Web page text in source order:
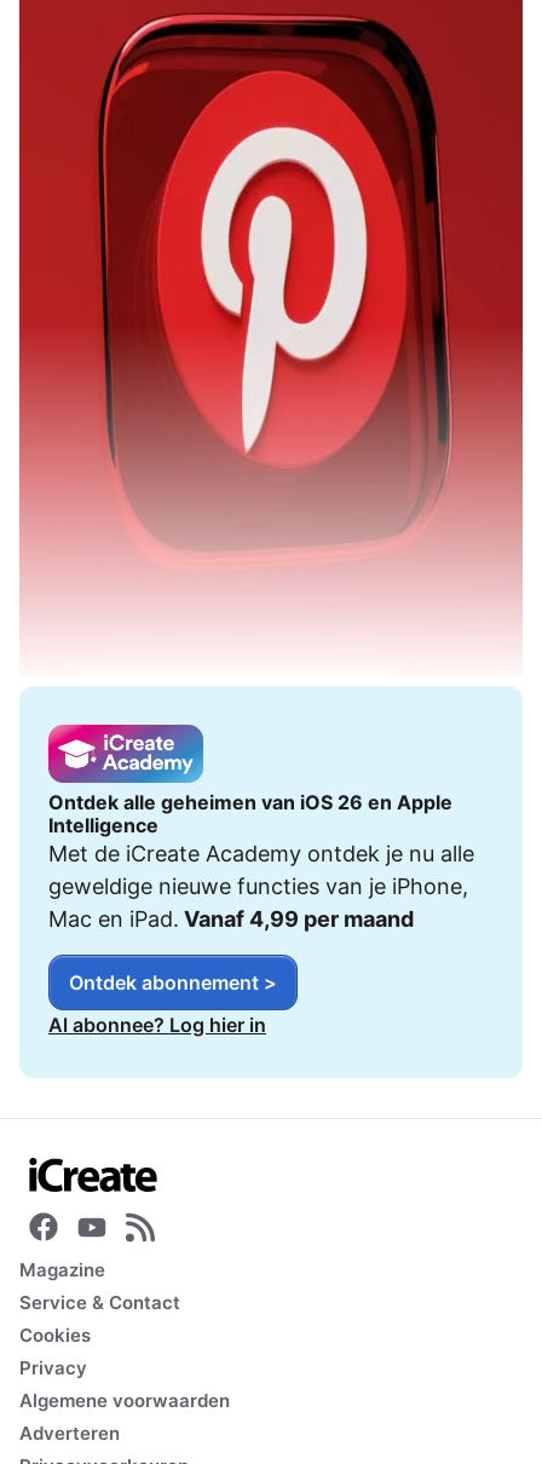
Ontdek alle geheimen van iOS 26 en Apple
Intelligence
Met de iCreate Academy ontdek je nu alle
geweldige nieuwe functies van je iPhone,
Mac en iPad. Vanaf 4,99 per maand
Ontdek abonnement >
Al abonnee? Log hier in
Magazine
Service & Contact
Cookies
Privacy
Algemene voorwaarden
Adverteren